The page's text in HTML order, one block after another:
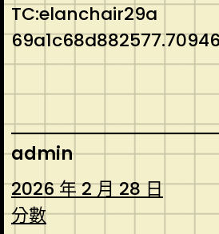
TC:elanchair29a
admin
2026 年 2 月 28 日
分數